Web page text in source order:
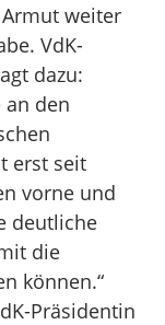
weiter
VdK-
dazu:
an den
erst seit
vorne und
deutliche
die
können.“
Präsidentin